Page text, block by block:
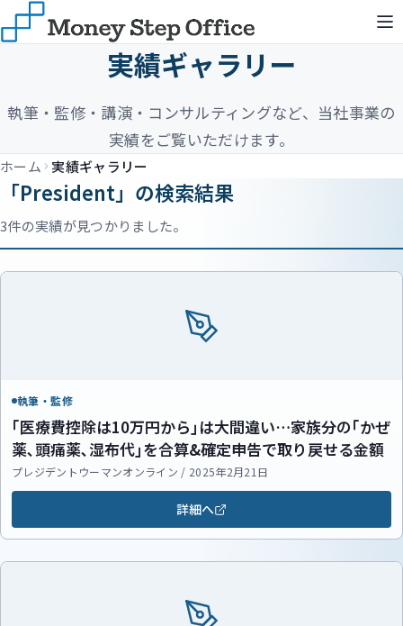
実績ギャラリー
執筆・監修・講演・コンサルティングなど、当社事業の
実績をご覧いただけます。
ホーム 実績ギャラリー
「President」の検索結果
3件の実績が見つかりました。
執筆・監修
｢医療費控除は10万円から｣は大間違い…家族分の｢かぜ
薬､頭痛薬､湿布代｣を合算&確定申告で取り戻せる金額
プレジデントウーマンオンライン / 2025年2月21日
詳細へ